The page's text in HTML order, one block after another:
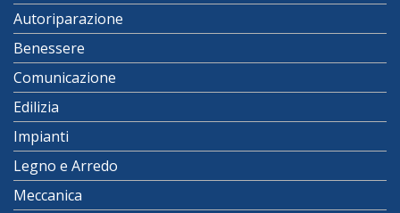
Autoriparazione
Benessere
Comunicazione
Edilizia
Impianti
Legno e Arredo
Meccanica